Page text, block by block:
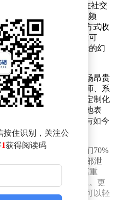
奥夫（Marc Benioff）在社交
器人Optimus的互动视频
命"会以如此戏剧性的方式收
机器人连"带他去厨房拿可
是这种对技术不切实际的幻
推向了尴尬的境地。
大裁员，如今被证明是场昂贵
深度合作的业务分析师、系
马逊、沃尔玛等巨头定制化
时在播客中轻描淡写地表
脑"，这种傲慢的论调与如今
态形成鲜明对比。
公司的员工发现，他们70%
上——这个数字来自内部泄
出的解决方案"完全偏离重
抚情绪并手动解决问题。更
裁掉的资深工程师本可以轻
按住识别，关注公
1获得阅读码